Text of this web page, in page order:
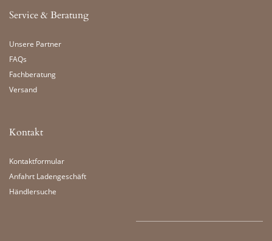
Service & Beratung
Unsere Partner
FAQs
Fachberatung
Versand
Kontakt
Kontaktformular
Anfahrt Ladengeschäft
Händlersuche